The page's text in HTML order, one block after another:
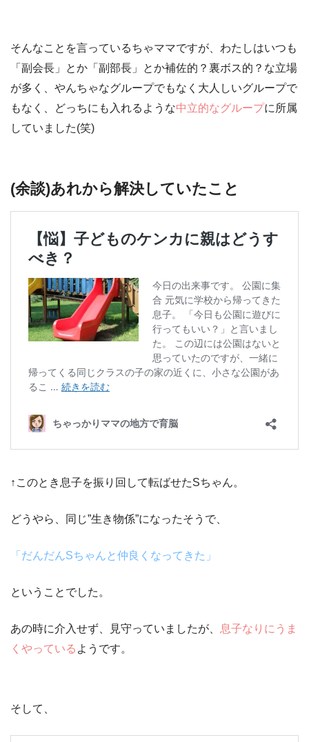
そんなことを言っているちゃママですが、わたしはいつも
「副会長」
とか 「副部長」 とか補佐的？裏ボス的？な立場
が多く、やんちゃなグループでもなく大人しいグループで
もなく、どっちにも入れるような中立的なグループに所属
していました(笑)
(余談)あれから解決していたこと
↑このとき息子を振り回して転ばせたSちゃん。
どうやら、 同じ”生き物係”になったそうで、
「だんだんSちゃんと仲良くなってきた」
ということでした。
あの時に介入せず、見守っていましたが、 息子なりにうま
くやっている ようです。
そして、